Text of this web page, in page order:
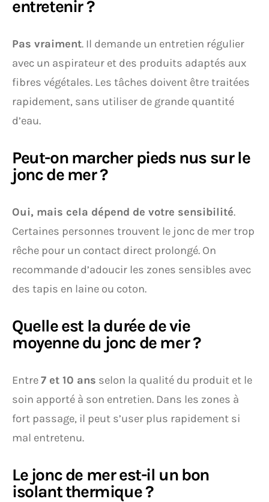
entretenir ?
Pas vraiment. Il demande un entretien régulier
avec un aspirateur et des produits adaptés aux
fibres végétales. Les tâches doivent être traitées
rapidement, sans utiliser de grande quantité
d’eau.
Peut-on marcher pieds nus sur le
jonc de mer ?
Oui, mais cela dépend de votre sensibilité.
Certaines personnes trouvent le jonc de mer trop
rêche pour un contact direct prolongé. On
recommande d’adoucir les zones sensibles avec
des tapis en laine ou coton.
Quelle est la durée de vie
moyenne du jonc de mer ?
Entre7 et 10 ans selon la qualité du produit et le
soin apporté à son entretien. Dans les zones à
fort passage, il peut s’user plus rapidement si
mal entretenu.
Le jonc de mer est-il un bon
isolant thermique ?